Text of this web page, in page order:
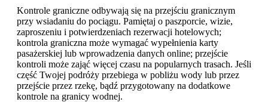
Kontrole graniczne odbywają się na przejściu granicznym
przy wsiadaniu do pociągu. Pamiętaj o paszporcie, wizie,
zaproszeniu i potwierdzeniach rezerwacji hotelowych;
kontrola graniczna może wymagać wypełnienia karty
pasażerskiej lub wprowadzenia danych online; przejście
kontroli może zająć więcej czasu na popularnych trasach. Jeśli
część Twojej podróży przebiega w pobliżu wody lub przez
przejście przez rzekę, bądź przygotowany na dodatkowe
kontrole na granicy wodnej.